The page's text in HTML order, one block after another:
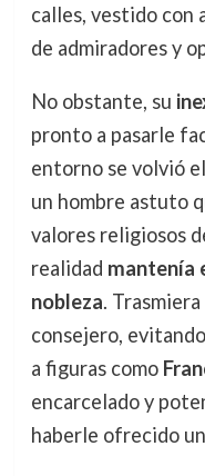
calles, vestido con
de admiradores y
No obstante, su
pronto a pasarle
entorno se volvió el
un hombre astuto
valores religiosos
realidad mantenía
nobleza.
consejero,
a figuras como
encarcelado y
haberle ofrecido